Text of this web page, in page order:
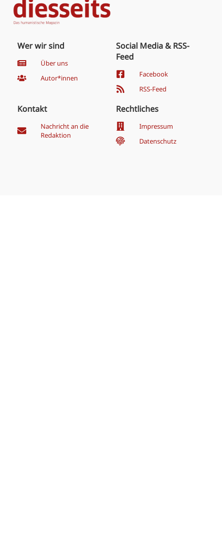
Wer wir sind
Über uns
Autor*innen
Social Media & RSS-
Feed
Facebook
RSS-Feed
Kontakt
Nachricht an die
Redaktion
Rechtliches
Impressum
Datenschutz